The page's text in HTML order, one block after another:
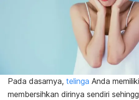
Pada dasarnya, telinga Anda
membersihkan dirinya sendiri